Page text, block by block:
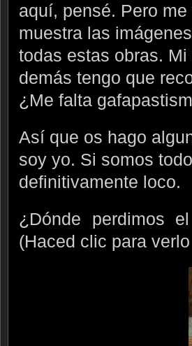
aquí, pensé. Pero
muestra las
todas estas obras.
demás tengo que
¿Me falta
Así que os hago
soy yo. Si somos
definitivamente loco.
¿Dónde perdimos
(Haced clic para